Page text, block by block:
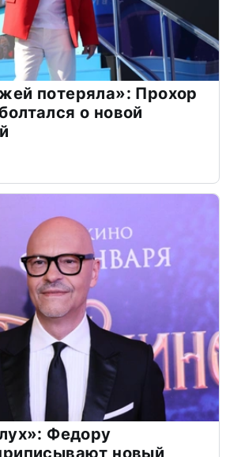
потеряла»: Прохор
о новой
Федору
новый